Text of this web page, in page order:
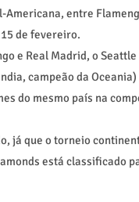
Americana, entre
de fevereiro.
e Real Madrid, o
campeão da
do mesmo país na
já que o torneio
está classificado